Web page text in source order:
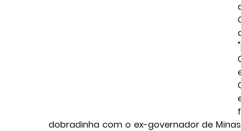
dobradinha com o ex-governador de